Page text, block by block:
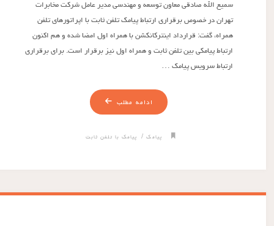
سمیع ‌الله صادقی معاون توسعه و مهندسی مدیر عامل شرکت مخابرات
تهران در خصوص برقراری ارتباط پیامک تلفن ثابت با اپراتورهای تلفن
همراه، گفت: قرارداد اینترکانکشن با همراه اول امضا شده و هم اکنون
ارتباط پیامکی بین تلفن ثابت و همراه اول نیز برقرار است. برای برقراری
ارتباط سرویس پیامک …
ادامه مطلب
پیامک/ پیامک با تلفن ثابت